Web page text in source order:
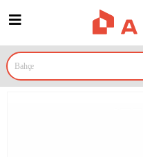
Prijava za članove